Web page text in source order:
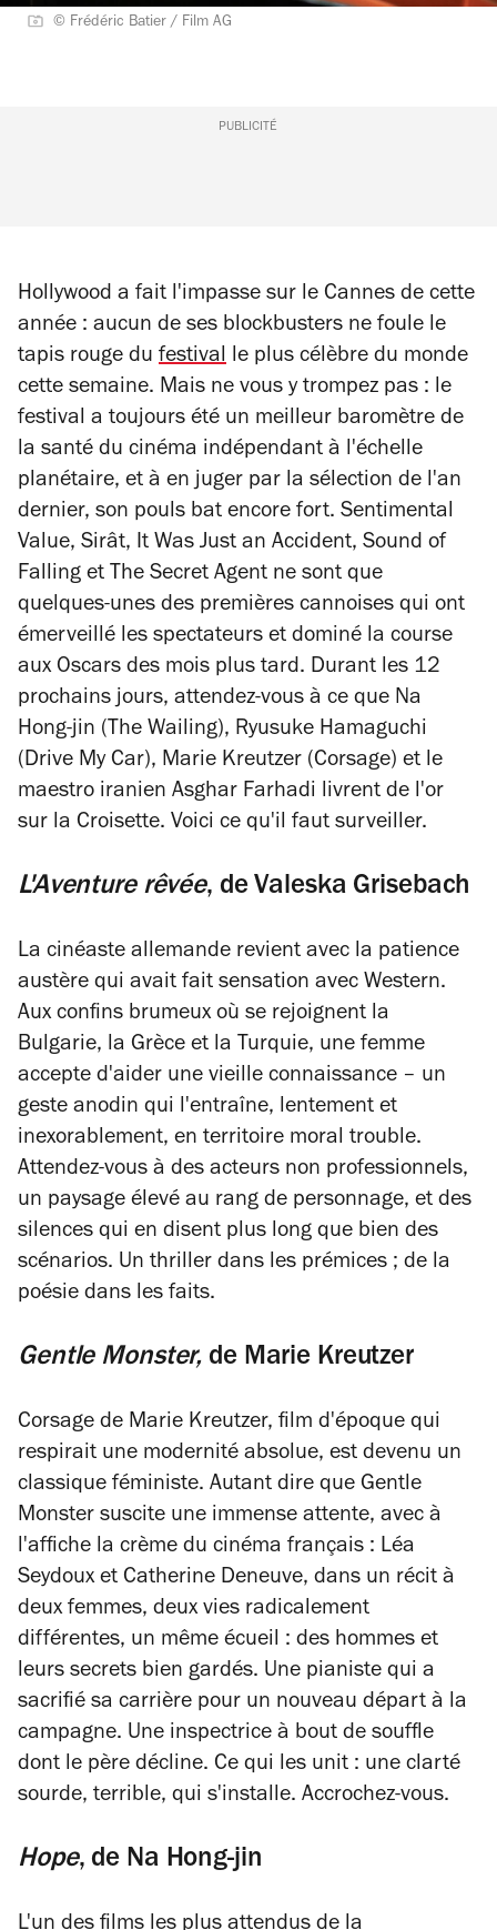
© Frédéric Batier / Film AG
PUBLICITÉ
Hollywood a fait l'impasse sur le Cannes de cette
année : aucun de ses blockbusters ne foule le
tapis rouge du festival le plus célèbre du monde
cette semaine. Mais ne vous y trompez pas : le
festival a toujours été un meilleur baromètre de
la santé du cinéma indépendant à l'échelle
planétaire, et à en juger par la sélection de l'an
dernier, son pouls bat encore fort. Sentimental
Value, Sirât, It Was Just an Accident, Sound of
Falling et The Secret Agent ne sont que
quelques-unes des premières cannoises qui ont
émerveillé les spectateurs et dominé la course
aux Oscars des mois plus tard. Durant les 12
prochains jours, attendez-vous à ce que Na
Hong-jin ( The Wailing), Ryusuke Hamaguchi
(Drive My Car), Marie Kreutzer (Corsage) et le
maestro iranien Asghar Farhadi livrent de l'or
sur la Croisette. Voici ce qu'il faut surveiller.
L'Aventure rêvée, de Valeska Grisebach
La cinéaste allemande revient avec la patience
austère qui avait fait sensation avec Western.
Aux confins brumeux où se rejoignent la
Bulgarie, la Grèce et la Turquie, une femme
accepte d'aider une vieille connaissance – un
geste anodin qui l'entraîne, lentement et
inexorablement, en territoire moral trouble.
Attendez-vous à des acteurs non professionnels,
un paysage élevé au rang de personnage, et des
silences qui en disent plus long que bien des
scénarios. Un thriller dans les prémices ; de la
poésie dans les faits.
Gentle Monster, de Marie Kreutzer
Corsage de Marie Kreutzer, film d'époque qui
respirait une modernité absolue, est devenu un
classique féministe. Autant dire que Gentle
Monster suscite une immense attente, avec à
l'affiche la crème du cinéma français : Léa
Seydoux et Catherine Deneuve, dans un récit à
deux femmes, deux vies radicalement
différentes, un même écueil : des hommes et
leurs secrets bien gardés. Une pianiste qui a
sacrifié sa carrière pour un nouveau départ à la
campagne. Une inspectrice à bout de souffle
dont le père décline. Ce qui les unit : une clarté
sourde, terrible, qui s'installe. Accrochez-vous.
Hope, de Na Hong-jin
L'un des films les plus attendus de la